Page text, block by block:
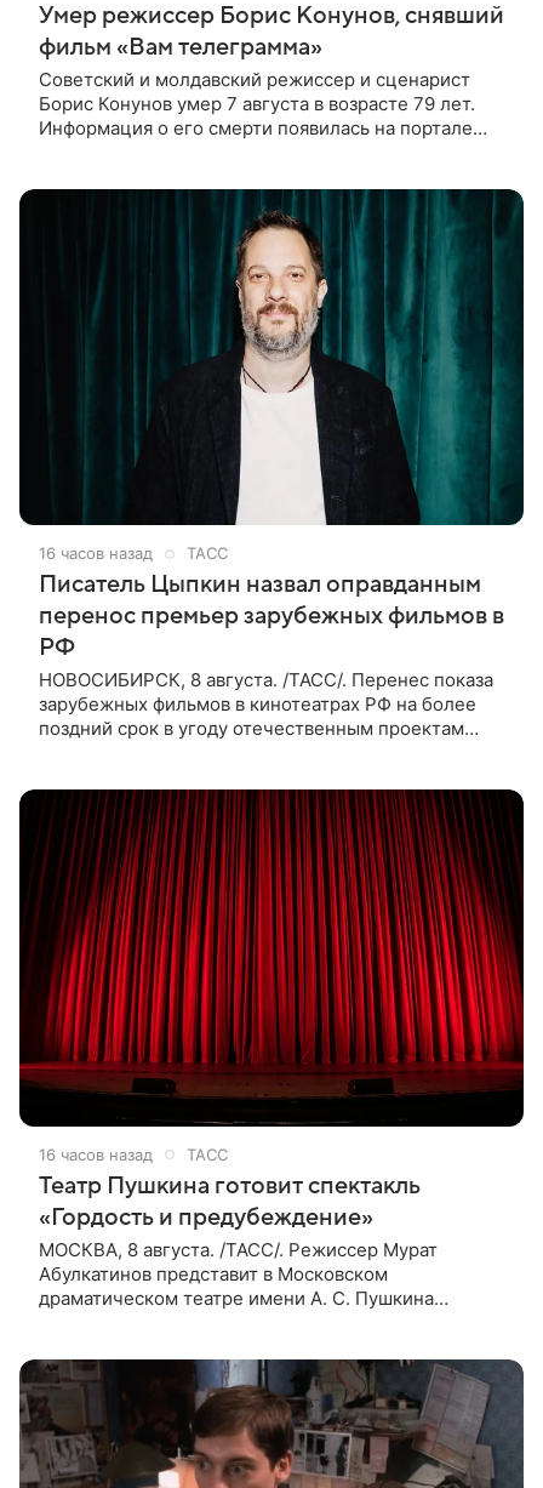
Умер режиссер Борис Конунов, снявший
фильм «Вам телеграмма»
Советский и молдавский режиссер и сценарист
Борис Конунов умер 7 августа в возрасте 79 лет.
Информация о его смерти появилась на портале
16 часов назад ТАСС
Писатель Цыпкин назвал оправданным
перенос премьер зарубежных фильмов в
РФ
НОВОСИБИРСК, 8 августа. /ТАСС/. Перенес показа
зарубежных фильмов в кинотеатрах РФ на более
поздний срок в угоду отечественным проектам
16 часов назад ТАСС
Театр Пушкина готовит спектакль
«Гордость и предубеждение»
МОСКВА, 8 августа. /ТАСС/. Режиссер Мурат
Абулкатинов представит в Московском
драматическом театре имени А. С. Пушкина
XVIII —